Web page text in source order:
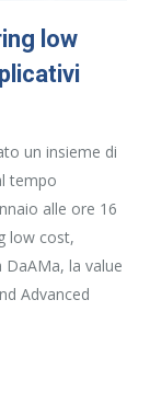
low
un insieme di
tempo
alle ore 16
low cost,
la value
Advanced